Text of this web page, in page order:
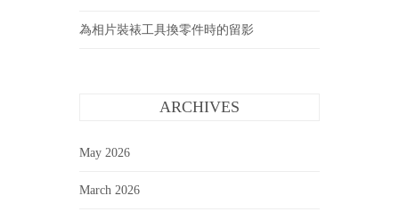
為相片裝裱工具換零件時的留影
ARCHIVES
May 2026
March 2026